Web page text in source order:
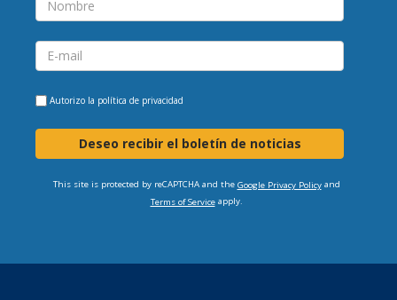
Autorizo la política de privacidad
Deseo recibir el boletín de noticias
This site is protected by reCAPTCHA and the Google Privacy Policyand
Terms of Serviceapply.